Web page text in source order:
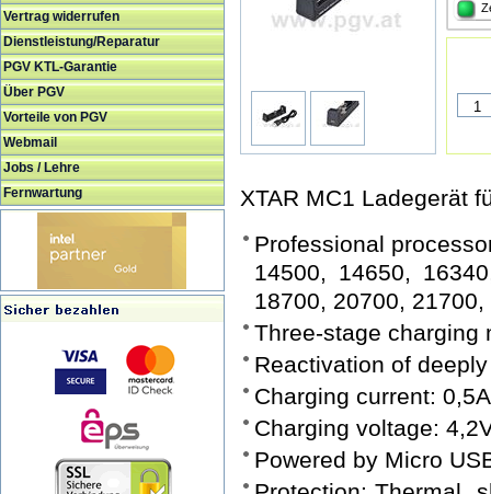
Vertrag widerrufen
Dienstleistung/Reparatur
PGV KTL-Garantie
Über PGV
Vorteile von PGV
Webmail
Jobs / Lehre
Fernwartung
XTAR MC1 Ladegerät
Professional
14500, 14650,
18700, 20700,
Three-stage charging
Reactivation of
Charging current: 0,5A
Charging voltage:
Powered by Micro